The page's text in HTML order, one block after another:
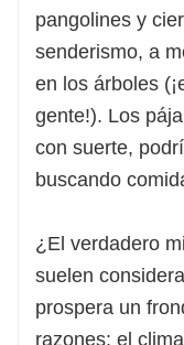
pangolines y
senderismo, a
en los árboles
gente!). Los
con suerte,
buscando
¿El verdadero
suelen
prospera un
razones: el